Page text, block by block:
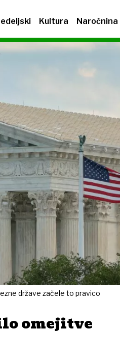
Kultura Naročnina
države začele to pravico
omejitve